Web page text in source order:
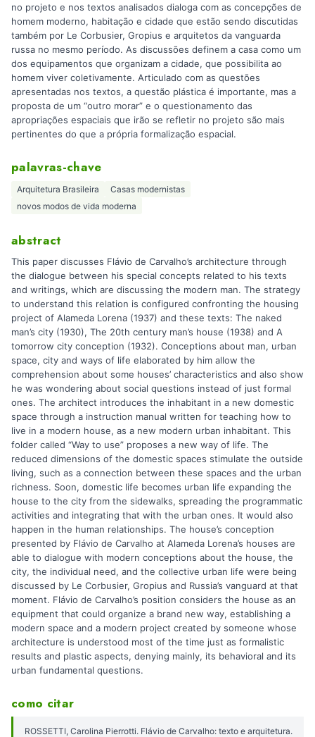
no projeto e nos textos analisados dialoga com as concepções de
homem moderno, habitação e cidade que estão sendo discutidas
também por Le Corbusier, Gropius e arquitetos da vanguarda
russa no mesmo período. As discussões definem a casa como um
dos equipamentos que organizam a cidade, que possibilita ao
homem viver coletivamente. Articulado com as questões
apresentadas nos textos, a questão plástica é importante, mas a
proposta de um “outro morar” e o questionamento das
apropriações espaciais que irão se refletir no projeto são mais
pertinentes do que a própria formalização espacial.
palavras-chave
Arquitetura Brasileira
Casas modernistas
novos modos de vida moderna
abstract
This paper discusses Flávio de Carvalho’s architecture through
the dialogue between his special concepts related to his texts
and writings, which are discussing the modern man. The strategy
to understand this relation is configured confronting the housing
project of Alameda Lorena (1937) and these texts: The naked
man’s city (1930), The 20th century man’s house (1938) and A
tomorrow city conception (1932). Conceptions about man, urban
space, city and ways of life elaborated by him allow the
comprehension about some houses’ characteristics and also show
he was wondering about social questions instead of just formal
ones. The architect introduces the inhabitant in a new domestic
space through a instruction manual written for teaching how to
live in a modern house, as a new modern urban inhabitant. This
folder called “Way to use” proposes a new way of life. The
reduced dimensions of the domestic spaces stimulate the outside
living, such as a connection between these spaces and the urban
richness. Soon, domestic life becomes urban life expanding the
house to the city from the sidewalks, spreading the programmatic
activities and integrating that with the urban ones. It would also
happen in the human relationships. The house’s conception
presented by Flávio de Carvalho at Alameda Lorena’s houses are
able to dialogue with modern conceptions about the house, the
city, the individual need, and the collective urban life were being
discussed by Le Corbusier, Gropius and Russia’s vanguard at that
moment. Flávio de Carvalho’s position considers the house as an
equipment that could organize a brand new way, establishing a
modern space and a modern project created by someone whose
architecture is understood most of the time just as formalistic
results and plastic aspects, denying mainly, its behavioral and its
urban fundamental questions.
como citar
ROSSETTI, Carolina Pierrotti. Flávio de Carvalho: texto e arquitetura.